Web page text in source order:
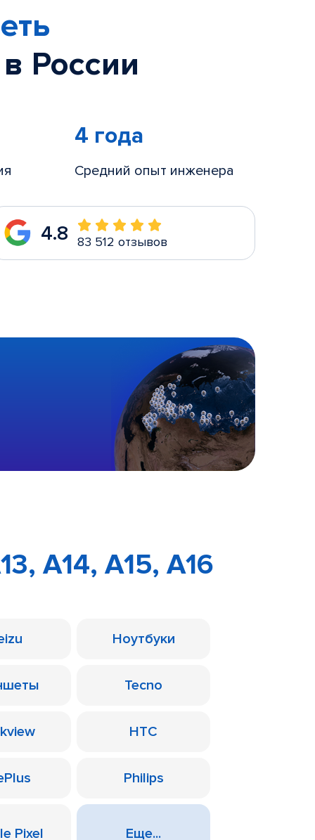
России
4 года
Средний опыт инженера
4.8 83 512 отзывов
A14, A15, A16
Ноутбуки
Tecno
HTC
Philips
Pixel Еще...